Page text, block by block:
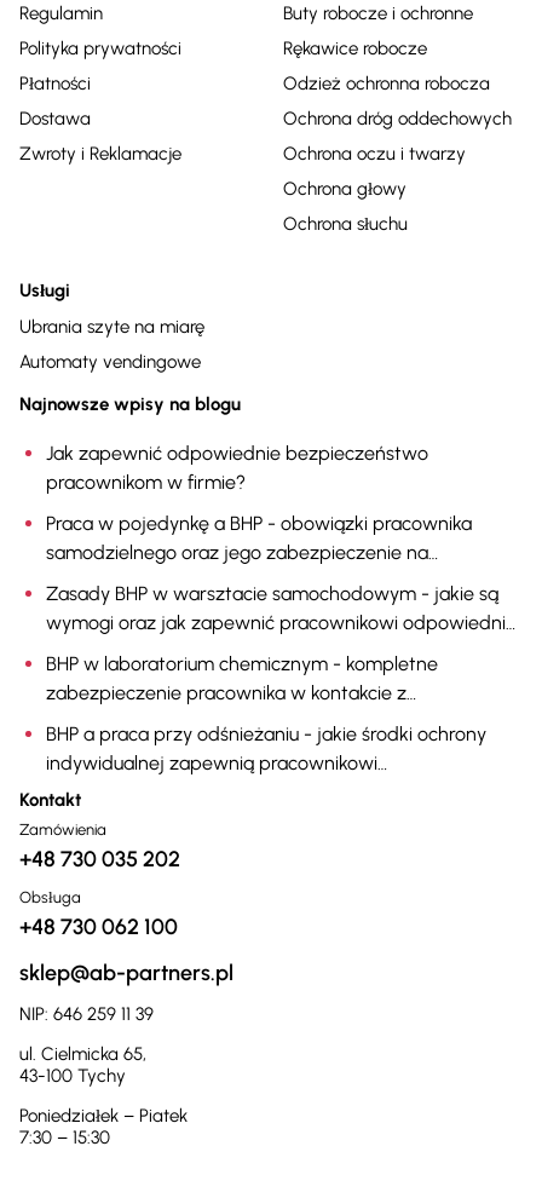
Regulamin
Polityka prywatności
Płatności
Dostawa
Zwroty i Reklamacje
Buty robocze i ochronne
Rękawice robocze
Odzież ochronna robocza
Ochrona dróg oddechowych
Ochrona oczu i twarzy
Ochrona głowy
Ochrona słuchu
Usługi
Ubrania szyte na miarę
Automaty vendingowe
Najnowsze wpisy na blogu
Jak zapewnić odpowiednie bezpieczeństwo
pracownikom w firmie?
Praca w pojedynkę a BHP - obowiązki pracownika
samodzielnego oraz jego zabezpieczenie na
stanowisku pracy
Zasady BHP w warsztacie samochodowym - jakie są
wymogi oraz jak zapewnić pracownikowi odpowiednią
ochronę?
BHP w laboratorium chemicznym - kompletne
zabezpieczenie pracownika w kontakcie z
substancjami chemicznymi
BHP a praca przy odśnieżaniu - jakie środki ochrony
indywidualnej zapewnią pracownikowi
bezpieczeństwo
Kontakt
Zamówienia
+48 730 035 202
Obsługa
+48 730 062 100
sklep@ab-partners.pl
NIP: 646 259 11 39
ul. Cielmicka 65,
43-100 Tychy
Poniedziałek – Piatek
7:30 – 15:30